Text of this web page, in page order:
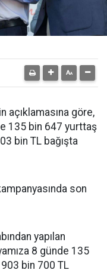
açıklamasına göre,
135 bin 647 yurttaş
bin TL bağışta
son
yapılan
8 günde 135
bin 700 TL